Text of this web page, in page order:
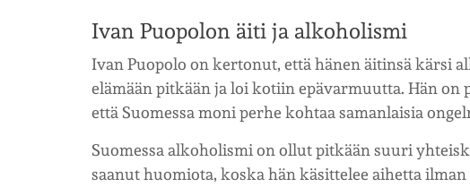
Ivan Puopolon äiti ja alkoholismi
Ivan Puopolo on kertonut, että hänen äitinsä kärsi
elämään pitkään ja loi kotiin epävarmuutta. Hän
että Suomessa moni perhe kohtaa samanlaisia
Suomessa alkoholismi on ollut pitkään suuri
saanut huomiota, koska hän käsittelee aihetta